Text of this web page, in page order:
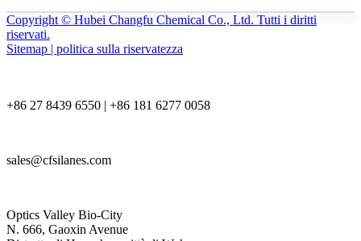
Copyright © Hubei Changfu Chemical Co., Ltd. Tutti i diritti
riservati.
Sitemap | politica sulla riservatezza
+86 27 8439 6550 | +86 181 6277 0058
sales@cfsilanes.com
Optics Valley Bio-City
N. 666, Gaoxin Avenue